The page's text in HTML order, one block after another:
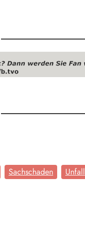
Sachschaden Unfall